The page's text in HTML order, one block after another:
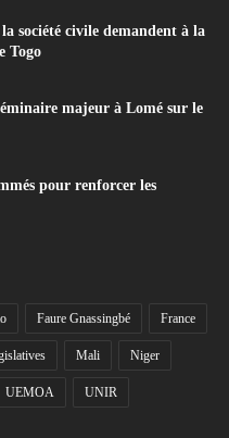
société civile demandent à la
Togo
majeur à Lomé sur le
pour renforcer les
Faure Gnassingbé France
Mali Niger
UEMOA UNIR